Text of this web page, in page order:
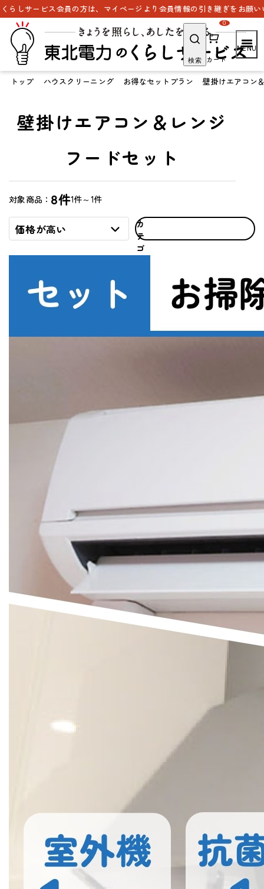
ービス会員の方は、マイページより会員情報の引き継ぎをお願いいた
検索 カート
0
トップ ハウスクリーニング お得なセットプラン 壁掛けエアコン
壁掛けエアコン＆レンジ
フードセット
対象商品： 8件1件～1件
価格が高い
カ
テ
ゴ